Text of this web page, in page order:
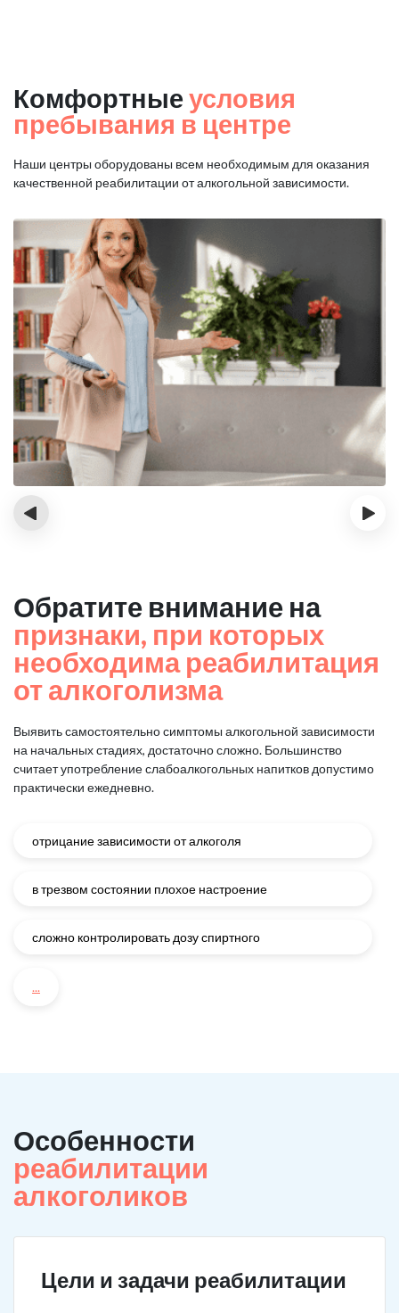
Комфортные условия
пребывания в центре
Наши центры оборудованы всем необходимым для оказания
качественной реабилитации от алкогольной зависимости.
‹ ›
Обратите внимание на
признаки, при которых
необходима реабилитация
от алкоголизма
Выявить самостоятельно симптомы алкогольной зависимости
на начальных стадиях, достаточно сложно. Большинство
считает употребление слабоалкогольных напитков допустимо
практически ежедневно.
отрицание зависимости от алкоголя
в трезвом состоянии плохое настроение
сложно контролировать дозу спиртного
...
Особенности
реабилитации
алкоголиков
Цели и задачи реабилитации